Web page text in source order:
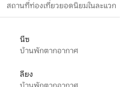
สถานที่ท่องเที่ยวยอดนิยมในละแวก
นีซ
บ้านพักตากอากาศ
ลียง